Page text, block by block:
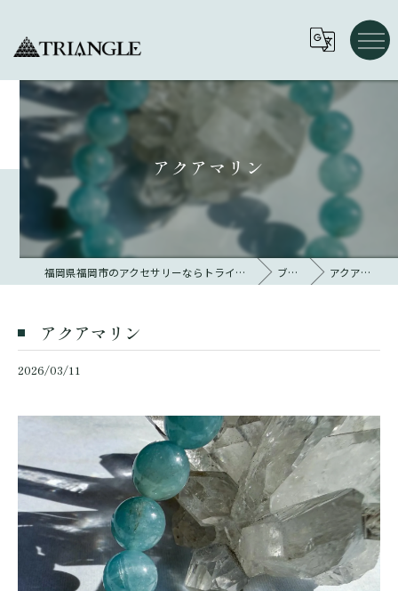
アクアマリン
福岡県福岡市のアクセサリーならトライアングル 大名 ブログ アクアマリン
アクアマリン
2026/03/11